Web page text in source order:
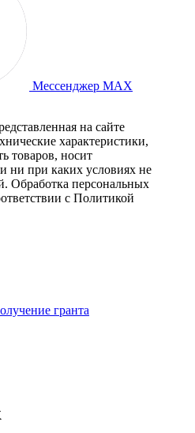
Мессенджер MAX
на сайте
характеристики,
товаров, носит
ни при каких условиях не
Обработка персональных
с Политикой
гранта